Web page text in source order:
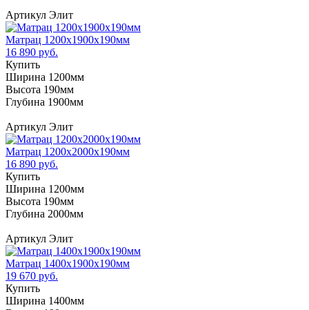
Артикул Элит
Матрац 1200х1900х190мм
16 890 руб.
Купить
Ширина 1200мм
Высота 190мм
Глубина 1900мм
Артикул Элит
Матрац 1200х2000х190мм
16 890 руб.
Купить
Ширина 1200мм
Высота 190мм
Глубина 2000мм
Артикул Элит
Матрац 1400х1900х190мм
19 670 руб.
Купить
Ширина 1400мм